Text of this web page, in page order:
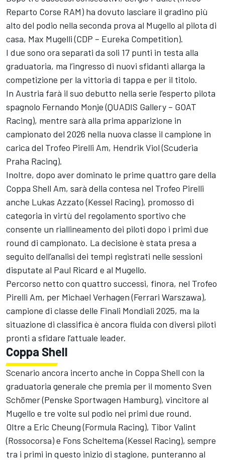
Reparto Corse RAM) ha dovuto lasciare il gradino più
alto del podio nella seconda prova al Mugello al pilota di
casa, Max Mugelli (CDP – Eureka Competition).
I due sono ora separati da soli 17 punti in testa alla
graduatoria, ma l’ingresso di nuovi sfidanti allarga la
competizione per la vittoria di tappa e per il titolo.
In Austria farà il suo debutto nella serie l’esperto pilota
spagnolo Fernando Monje (QUADIS Gallery – GOAT
Racing), mentre sarà alla prima apparizione in
campionato del 2026 nella nuova classe il campione in
carica del Trofeo Pirelli Am, Hendrik Viol (Scuderia
Praha Racing).
Inoltre, dopo aver dominato le prime quattro gare della
Coppa Shell Am, sarà della contesa nel Trofeo Pirelli
anche Lukas Azzato (Kessel Racing), promosso di
categoria in virtù del regolamento sportivo che
consente un riallineamento dei piloti dopo i primi due
round di campionato. La decisione è stata presa a
seguito dell’analisi dei tempi registrati nelle sessioni
disputate al Paul Ricard e al Mugello.
Percorso netto con quattro successi, finora, nel Trofeo
Pirelli Am, per Michael Verhagen (Ferrari Warszawa),
campione di classe delle Finali Mondiali 2025, ma la
situazione di classifica è ancora fluida con diversi piloti
pronti a sfidare l’attuale leader.
Coppa Shell
Scenario ancora incerto anche in Coppa Shell con la
graduatoria generale che premia per il momento Sven
Schömer (Penske Sportwagen Hamburg), vincitore al
Mugello e tre volte sul podio nei primi due round.
Oltre a Eric Cheung (Formula Racing), Tibor Valint
(Rossocorsa) e Fons Scheltema (Kessel Racing), sempre
tra i primi in questo inizio di stagione, punteranno al